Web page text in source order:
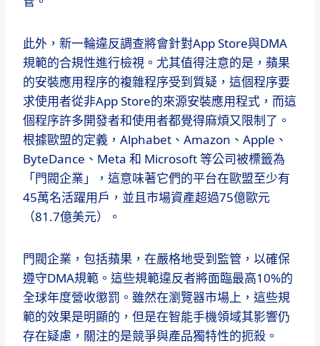
此外，新一輪違反調查將會針對App Store與DMA
規範的合規性進行檢視。尤其值得注意的是，蘋果
的安裝應用程序的複雜程序受到質疑，這個程序要
求使用者從非App Store的來源安裝應用程式，而這
個程序許多開發者和使用者都覺得麻煩又限制了。
根據歐盟的定義，Alphabet、Amazon、Apple、
ByteDance、Meta 和 Microsoft 等公司被標籤為
「門閥企業」，這意味著它們的平台在歐盟至少有
45萬名活躍用戶，並且市場資產超過75億歐元
（81.7億美元）。
門閥企業，包括蘋果，在嚴格地受到監管，以確保
遵守DMA規範。這些規範違反者將面臨最高10%的
全球年度營收懲罰。雖然在瀏覽器市場上，這些規
範的效果是明顯的，但是在智能手機領域其影響仍
存在疑慮，關注的是競爭與產品獨特性的扼殺。